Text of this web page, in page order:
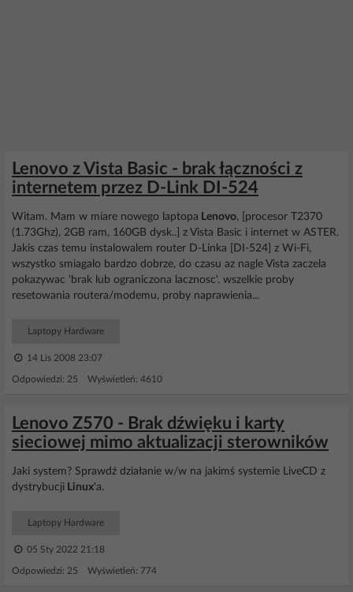
Lenovo z Vista Basic - brak łączności z
internetem przez D-Link DI-524
Witam. Mam w miare nowego laptopa Lenovo, [procesor T2370
(1.73Ghz), 2GB ram, 160GB dysk..] z Vista Basic i internet w ASTER.
Jakis czas temu instalowalem router D-Linka [DI-524] z Wi-Fi,
wszystko smiagalo bardzo dobrze, do czasu az nagle Vista zaczela
pokazywac 'brak lub ograniczona lacznosc'. wszelkie proby
resetowania routera/modemu, proby naprawienia...
Laptopy Hardware
14 Lis 2008 23:07
Odpowiedzi: 25 Wyświetleń: 4610
Lenovo Z570 - Brak dźwięku i karty
sieciowej mimo aktualizacji sterowników
Jaki system? Sprawdź działanie w/w na jakimś systemie LiveCD z
dystrybucji Linux'a.
Laptopy Hardware
05 Sty 2022 21:18
Odpowiedzi: 25 Wyświetleń: 774